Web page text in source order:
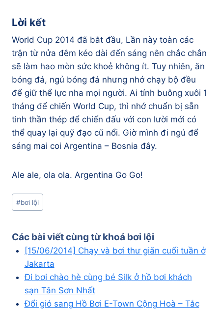
Lời kết
World Cup 2014 đã bắt đầu, Lần này toàn các
trận từ nửa đêm kéo dài đến sáng nên chắc chắn
sẽ làm hao mòn sức khoẻ không ít. Tuy nhiên, ăn
bóng đá, ngủ bóng đá nhưng nhớ chạy bộ đều
để giữ thể lực nha mọi người. Ai tính buông xuôi 1
tháng để chiến World Cup, thì nhớ chuẩn bị sẵn
tinh thần thép để chiến đấu với con lười mới có
thể quay lại quỹ đạo cũ nổi. Giờ mình đi ngủ để
sáng mai coi Argentina – Bosnia đây.
Ale ale, ola ola. Argentina Go Go!
Post
Tags:
#bơi lội
Các bài viết cùng từ khoá bơi lội
[15/06/2014] Chạy và bơi thư giãn cuối tuần ở
Jakarta
Đi bơi chào hè cùng bé Silk ở hồ bơi khách
sạn Tân Sơn Nhất
Đổi gió sang Hồ Bơi E-Town Cộng Hoà – Tắc